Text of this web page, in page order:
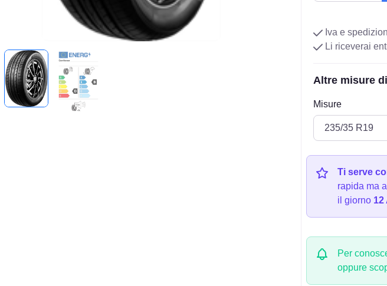
Iva e
Li riceverai
Altre misure
Misure
Ti serve
rapida ma
il giorno 12
Per
oppure